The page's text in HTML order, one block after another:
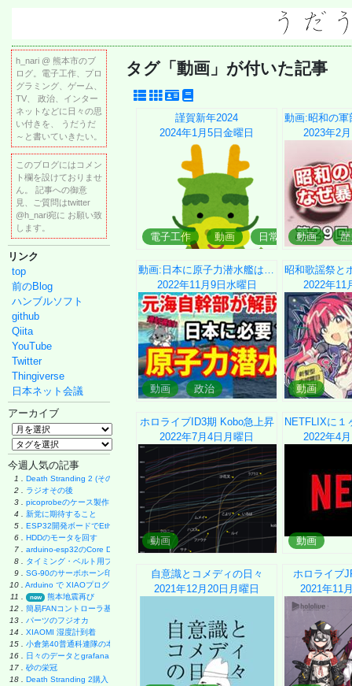
h_nari @ 熊本市のブ
ログ。電子工作、プロ
グラミング、ゲーム、
TV、 政治、インター
ネットなどに日々の思
い付きを、 うだうだ
～と書いていきたい。
このブログにはコメン
ト欄を設けておりませ
ん。 記事への御意
見、ご質問はtwitter
@h_nari宛に お願い致
します。
リンク
top
前のBlog
ハンブルソフト
github
Qiita
YouTube
Twitter
Thingiverse
日本ネット会議
アーカイブ
今週人気の記事
1 .
Death Stranding 2 (その後)
2 .
ラジオその後
3 .
picoprobeのケース製作
4 .
新党に期待すること
5 .
ESP32開発ボードでEthernet実験
6 .
HDDのモータを回す
7 .
arduino-esp32のCore Debug Level
8 .
タイミング・ベルト用プーリーの製作
9 .
SG-90のサーボホーン印刷
10 .
Arduino で XIAOプログラミング
11 .
new
熊本地震再び
12 .
簡易FANコントローラ基板
13 .
パーツのフジオカ
14 .
XIAOMI 湿度計到着
15 .
小倉第40普通科連隊の本
16 .
日々のデータとgrafana
17 .
砂の栄冠
18 .
Death Stranding 2購入
タグ「動画」が付いた記事
謹賀新年2024
2024年1月5日 金曜日
電子工作 動画 日常
2023年2
動画
動画:日本に原子力潜水艦は必要か？
2022年11月9日 水曜日
動画 政治
2022年11
動画
ホロライブID3期 Kobo急上昇
2022年7月4日 月曜日
動画
2022年4
動画
自意識とコメディの日々
2021年12月20日 月曜日
ホロライブ
2021年11